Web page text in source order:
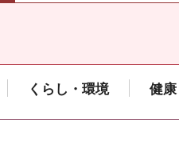
くらし・環境 健